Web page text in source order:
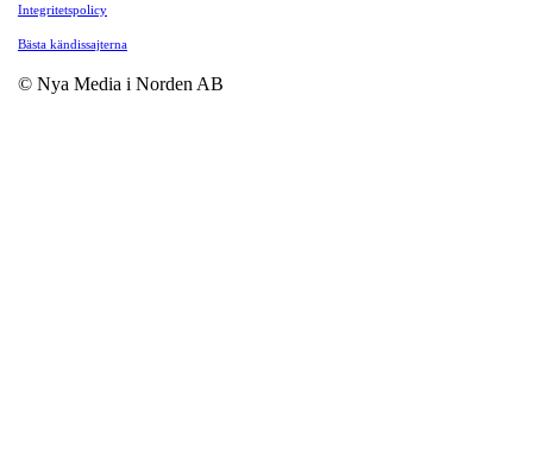
Integritetspolicy
Bästa kändissajterna
© Nya Media i Norden AB